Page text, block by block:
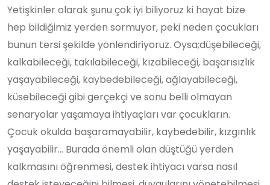
Yetişkinler olarak şunu çok iyi biliyoruz ki hayat bize
hep bildiğimiz yerden sormuyor, peki neden çocukları
bunun tersi şekilde yönlendiriyoruz. Oysa;düşebileceği,
kalkabileceği, takılabileceği, kızabileceği, başarısızlık
yaşayabileceği, kaybedebileceği, ağlayabileceği,
küsebileceği gibi gerçekçi ve sonu belli olmayan
senaryolar yaşamaya ihtiyaçları var çocukların.
Çocuk okulda başaramayabilir, kaybedebilir, kızgınlık
yaşayabilir... Burada önemli olan düştüğü yerden
kalkmasını öğrenmesi, destek ihtiyacı varsa nasıl